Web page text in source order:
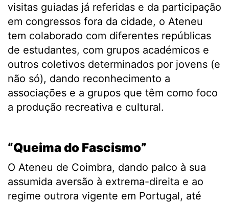
visitas guiadas já referidas e da participação
em congressos fora da cidade, o Ateneu
tem colaborado com diferentes repúblicas
de estudantes, com grupos académicos e
outros coletivos determinados por jovens (e
não só), dando reconhecimento a
associações e a grupos que têm como foco
a produção recreativa e cultural.
“Queima do Fascismo”
O Ateneu de Coimbra, dando palco à sua
assumida aversão à extrema-direita e ao
regime outrora vigente em Portugal, até